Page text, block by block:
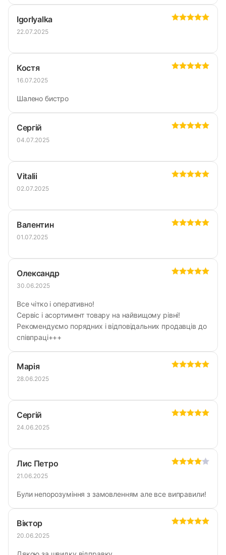
транспортна накладна в якій було указано вартість
доставки. Але коли прийшло повідомлення про
надходження товару у товаро-транспортні накладній
відповідала об'єму товару. Весь вільний простір
навколо товару був запханий бумагою. І ціна доставки
Igorlyalka
22.07.2025
Костя
16.07.2025
Шалено бистро
Сергій
04.07.2025
Vitalii
02.07.2025
Валентин
01.07.2025
Олександр
30.06.2025
Все чітко і оперативно!
Сервіс і асортимент товару на найвищому рівні!
Рекомендуємо порядних і відповідальних продавців до
співпраці+++
Марія
28.06.2025
Сергій
24.06.2025
Лис Петро
21.06.2025
Були непорозуміння з замовленням але все виправили!
Віктор
20.06.2025